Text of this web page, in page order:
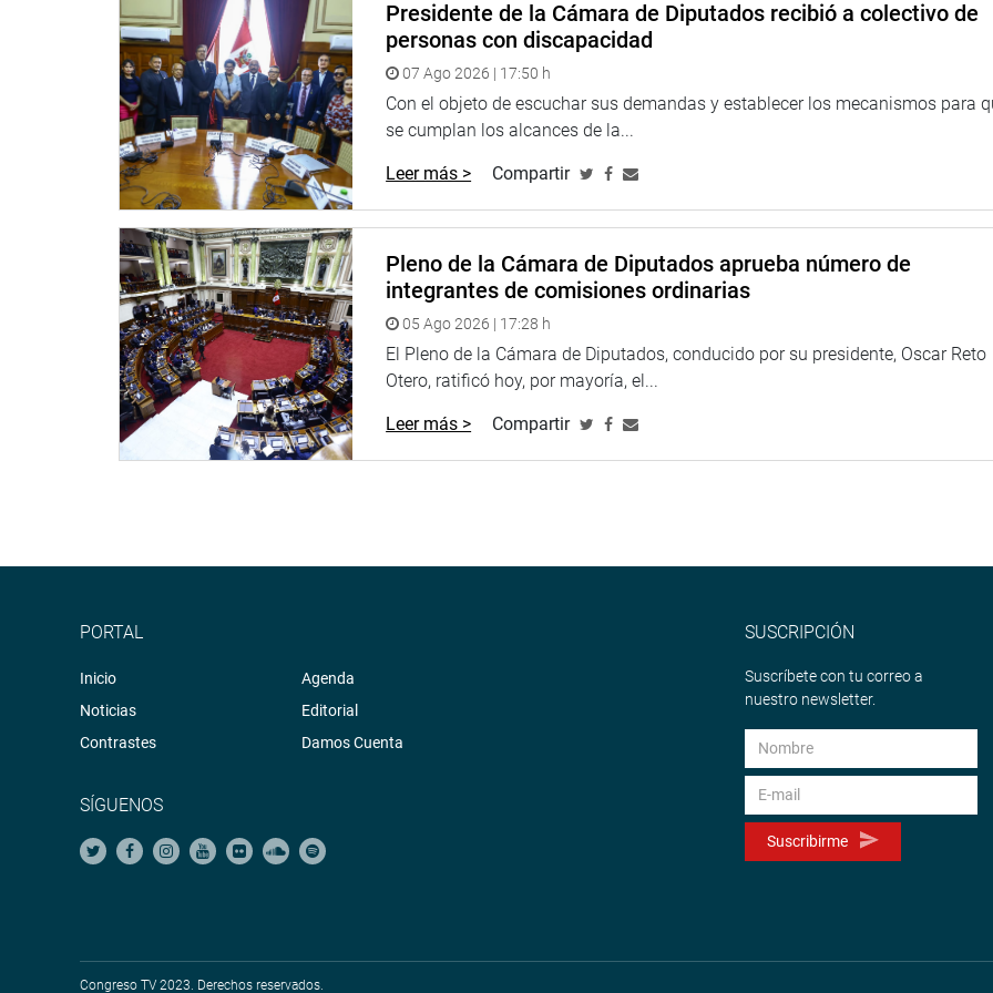
como en el caso de un niño que fue trasladado a Ica, mientras su familia reside en Lima.
Miloslavich Túpac dijo que en su sector está realizando labores de articulación , prevención y atención en la
lucha contra la violencia a las mujeres y a los integrantes del grupo familiar, a través de la Comisión
Multisectorial de alto Nivel (CMAN).
De igual manera, dijo que está trabajando para articular esfuerzos con la Defensoría del Pueblo, el Ministerio
Público y organizaciones sociales y civiles para identificar problemas y los servicios que se requieren.
reclusión por parte del Estado de menores en situación de vulnerabilidad en albergues para personas con
adicción a las drogas; con especial énfasis de los casos de menores enviados a centros como el “Centro de
Rehabilitación Restaurando Vidas Jehová Jireh”, el “Centro Imanol”, o el “Centro de Rehabilitación Vitale 2”.
Sobre el particular, la ministra dijo que varios de esos casos ocurrieron en el 2017 y 2019, y el de Vitale 2 en el
2022, y que fueron reubicados una vez que se conoció el primer caso de violencia.
La razón por la que fueron ubicados en esos centros fue por la falta temporal de un espacio para los
adolescentes y porque un dispositivo legal permitía su atención en un centro de rehabilitación. Señaló que se
tomaron las medidas correctivas.
Presidente de la Cámara de Diputados recibió a colectivo de
personas con discapacidad
07 Ago 2026 | 17:50 h
Con el objeto de escuchar sus demandas y establecer los mecanismos para
se cumplan los alcances de la...
Leer más > Compartir
Pleno de la Cámara de Diputados aprueba número de
integrantes de comisiones ordinarias
05 Ago 2026 | 17:28 h
El Pleno de la Cámara de Diputados, conducido por su presidente, Oscar Reto
Otero, ratificó hoy, por mayoría, el...
Leer más > Compartir
PORTAL
Inicio
Noticias
Contrastes
Agenda
Editorial
Damos Cuenta
SÍGUENOS
SUSCRIPCIÓN
Suscríbete con tu correo a
nuestro newsletter.
Suscribirme
Congreso TV 2023. Derechos reservados.